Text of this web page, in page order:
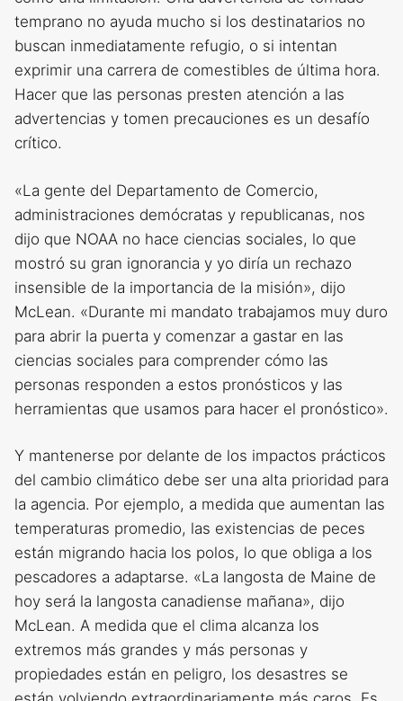
temprano no ayuda mucho si los destinatarios no
buscan inmediatamente refugio, o si intentan
exprimir una carrera de comestibles de última hora.
Hacer que las personas presten atención a las
advertencias y tomen precauciones es un desafío
crítico.
«La gente del Departamento de Comercio,
administraciones demócratas y republicanas, nos
dijo que NOAA no hace ciencias sociales, lo que
mostró su gran ignorancia y yo diría un rechazo
insensible de la importancia de la misión», dijo
McLean. «Durante mi mandato trabajamos muy duro
para abrir la puerta y comenzar a gastar en las
ciencias sociales para comprender cómo las
personas responden a estos pronósticos y las
herramientas que usamos para hacer el pronóstico».
Y mantenerse por delante de los impactos prácticos
del cambio climático debe ser una alta prioridad para
la agencia. Por ejemplo, a medida que aumentan las
temperaturas promedio, las existencias de peces
están migrando hacia los polos, lo que obliga a los
pescadores a adaptarse. «La langosta de Maine de
hoy será la langosta canadiense mañana», dijo
McLean. A medida que el clima alcanza los
extremos más grandes y más personas y
propiedades están en peligro, los desastres se